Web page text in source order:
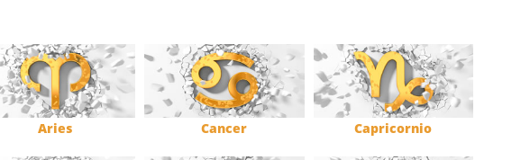
Aries Cancer Capricornio